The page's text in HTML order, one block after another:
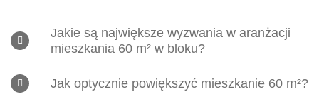
Jakie są największe wyzwania w aranżacji
mieszkania 60 m² w bloku?
Jak optycznie powiększyć mieszkanie 60 m²?